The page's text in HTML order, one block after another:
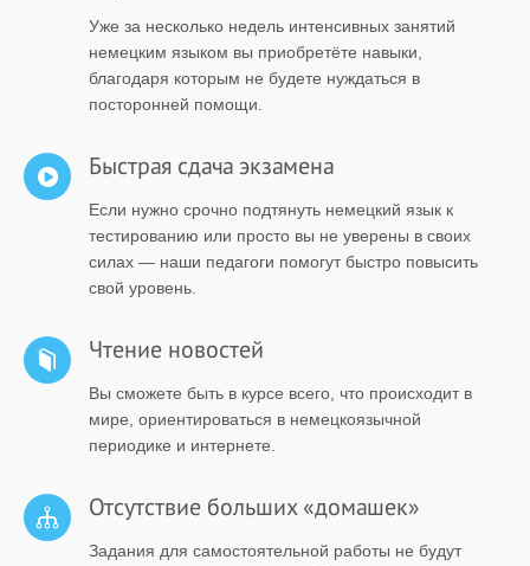
Уже за несколько недель интенсивных занятий
немецким языком вы приобретёте навыки,
благодаря которым не будете нуждаться в
посторонней помощи.
Быстрая сдача экзамена
Если нужно срочно подтянуть немецкий язык к
тестированию или просто вы не уверены в своих
силах — наши педагоги помогут быстро повысить
свой уровень.
Чтение новостей
Вы сможете быть в курсе всего, что происходит в
мире, ориентироваться в немецкоязычной
периодике и интернете.
Отсутствие больших «домашек»
Задания для самостоятельной работы не будут